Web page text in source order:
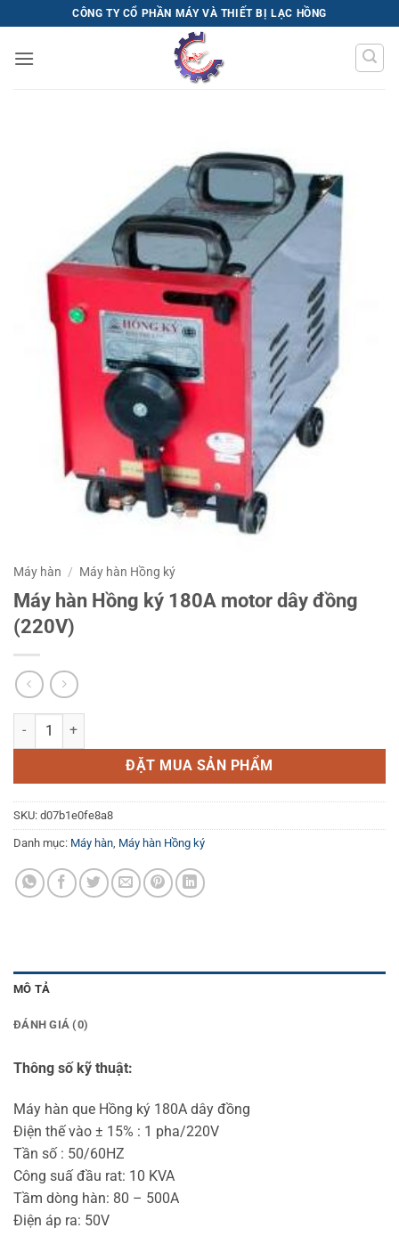
qua
nội
CÔNG TY CỔ PHẦN MÁY VÀ THIẾT BỊ LẠC HỒNG
Máy hàn / Máy hàn Hồng ký
Máy hàn Hồng ký 180A motor dây đồng
(220V)
Máy hàn Hồng ký 180A motor dây đồng (220V) số lượng
ĐẶT MUA SẢN PHẨM
SKU: d07b1e0fe8a8
Danh mục: Máy hàn, Máy hàn Hồng ký
MÔ TẢ
ĐÁNH GIÁ (0)
Thông số kỹ thuật:
Máy hàn que Hồng ký 180A dây đồng
Điện thế vào ± 15% : 1 pha/220V
Tần số : 50/60HZ
Công suấ đầu rat: 10 KVA
Tầm dòng hàn: 80 – 500A
Điện áp ra: 50V